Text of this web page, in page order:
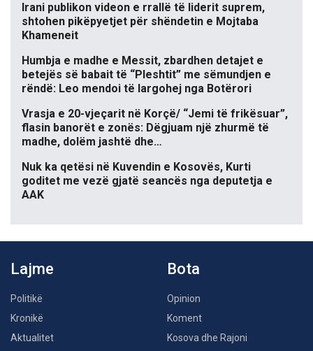
Irani publikon videon e rrallë të liderit suprem,
shtohen pikëpyetjet për shëndetin e Mojtaba
Khameneit
Humbja e madhe e Messit, zbardhen detajet e
betejës së babait të “Pleshtit” me sëmundjen e
rëndë: Leo mendoi të largohej nga Botërori
Vrasja e 20-vjeçarit në Korçë/ “Jemi të frikësuar”,
flasin banorët e zonës: Dëgjuam një zhurmë të
madhe, dolëm jashtë dhe…
Nuk ka qetësi në Kuvendin e Kosovës, Kurti
goditet me vezë gjatë seancës nga deputetja e
AAK
Lajme
Politikë
Kronikë
Aktualitet
Bota
Opinion
Koment
Kosova dhe Rajoni